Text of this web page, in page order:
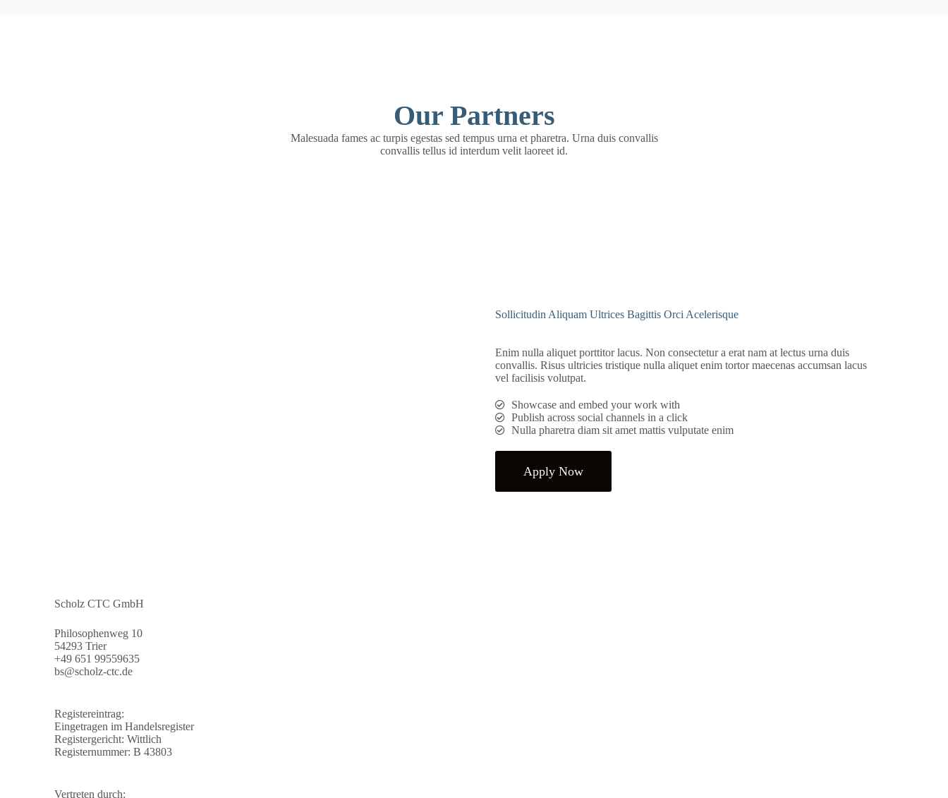
Our Partners
Malesuada fames ac turpis egestas sed tempus urna et pharetra. Urna duis convallis
convallis tellus id interdum velit laoreet id.
Sollicitudin Aliquam Ultrices Bagittis Orci Acelerisque
Enim nulla aliquet porttitor lacus. Non consectetur a erat nam at lectus urna duis
convallis. Risus ultricies tristique nulla aliquet enim tortor maecenas accumsan lacus
vel facilisis volutpat.
Showcase and embed your work with
Publish across social channels in a click
Nulla pharetra diam sit amet mattis vulputate enim
Apply Now
Scholz CTC GmbH
Philosophenweg 10
54293 Trier
+49 651 99559635
bs@scholz-ctc.de
Registereintrag:
Eingetragen im Handelsregister
Registergericht: Wittlich
Registernummer: B 43803
Vertreten durch: